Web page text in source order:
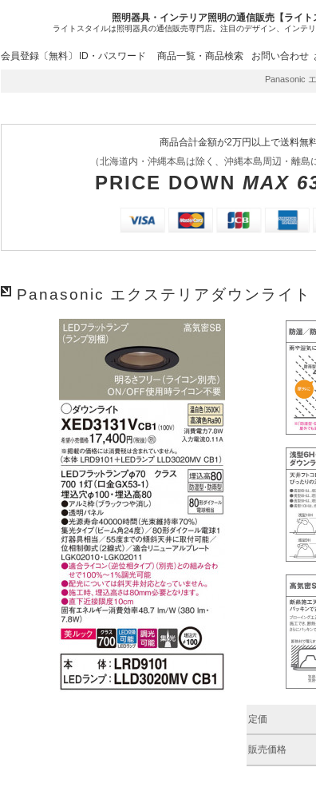
照明器具・インテリア照明の通信販売【ライト
ライトスタイルは照明器具の通信販売専門店。注目のデザイン、インテ
会員登録〔無料〕 ID・パスワード 商品一覧・商品検索 お問い合わせ
Panasonic エク
商品合計金額が2万円以上で送料無
（北海道内・沖縄本島は除く、沖縄本島周辺・離島
PRICE DOWN MAX
Panasonic エクステリアダウンライ
定価
販売価格